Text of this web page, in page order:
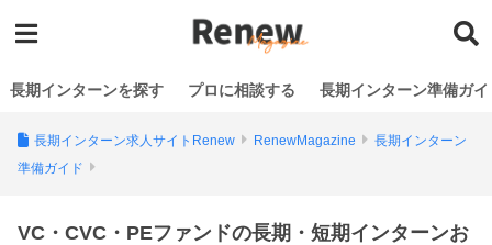
長期インターンを探す プロに相談する 長期インターン準備ガイ
長期インターン求人サイトRenew RenewMagazine
長期インターン
準備ガイド
VC・CVC・PEファンドの長期・短期インターンお